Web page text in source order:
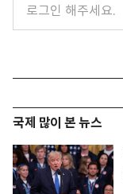
국제 많이 본 뉴스